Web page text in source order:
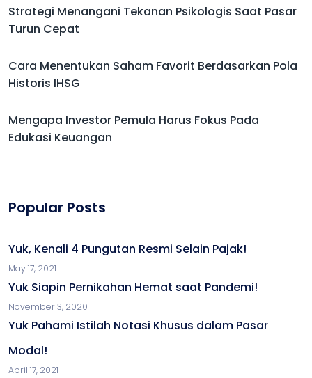
Strategi Menangani Tekanan Psikologis Saat Pasar
Turun Cepat
Cara Menentukan Saham Favorit Berdasarkan Pola
Historis IHSG
Mengapa Investor Pemula Harus Fokus Pada
Edukasi Keuangan
Popular Posts
Yuk, Kenali 4 Pungutan Resmi Selain Pajak!
May 17, 2021
Yuk Siapin Pernikahan Hemat saat Pandemi!
November 3, 2020
Yuk Pahami Istilah Notasi Khusus dalam Pasar
Modal!
April 17, 2021